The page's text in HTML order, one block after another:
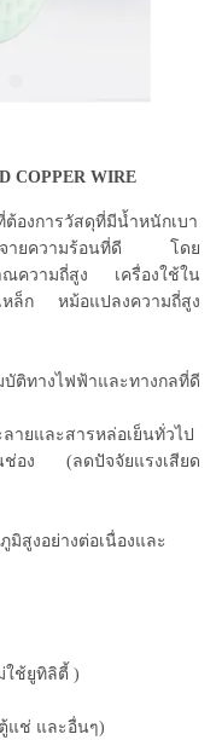
COPPER WIRE
องการวัสดุที่มีน้ำหนักเบา
ะจายความร้อนที่ดี โดย
ณความถี่สูง เครื่องใช้ใน
ล็ก หม้อแปลงความถี่สูง
ติทางไฟฟ้าและทางกลที่ดี
ายและสารหล่อเย็นทั่วไป
นช่อง (ลดปัจจัยแรงเสียด
สูงอย่างต่อเนื่องและ
ใช้ยูทิลิตี้ )
แช่ และอื่นๆ)